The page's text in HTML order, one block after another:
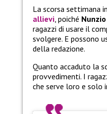
La scorsa settimana
allievi, poiché Nunzio
ragazzi di usare il
svolgere. E possono
della redazione.
Quanto accaduto la
provvedimenti. I
che serve loro e solo